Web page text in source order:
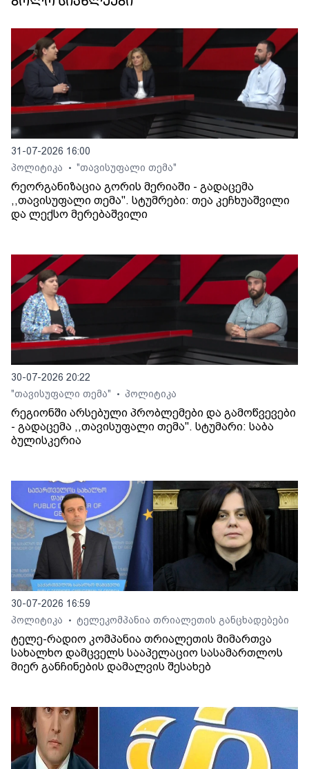
31-07-2026 16:00
პოლიტიკა
• "თავისუფალი თემა"
რეორგანიზაცია გორის მერიაში - გადაცემა
,,თავისუფალი თემა". სტუმრები: თეა კეჩხუაშვილი
და ლექსო მერებაშვილი
30-07-2026 20:22
"თავისუფალი თემა"
• პოლიტიკა
რეგიონში არსებული პრობლემები და გამოწვევები
- გადაცემა ,,თავისუფალი თემა". სტუმარი: საბა
ბულისკერია
30-07-2026 16:59
პოლიტიკა
• ტელეკომპანია თრიალეთის განცხადებები
ტელე-რადიო კომპანია თრიალეთის მიმართვა
სახალხო დამცველს სააპელაციო სასამართლოს
მიერ განჩინების დამალვის შესახებ